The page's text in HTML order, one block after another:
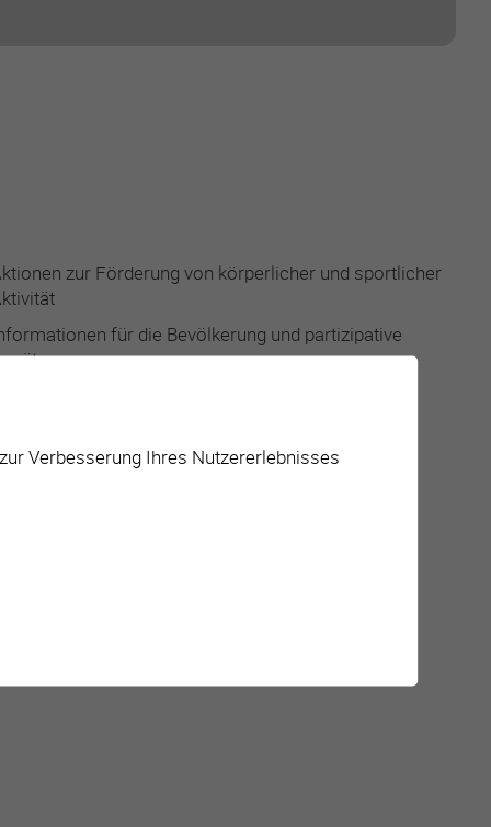
zur Förderung von körperlicher und sportlicher
für die Bevölkerung und partizipative
Verbesserung Ihres Nutzererlebnisses